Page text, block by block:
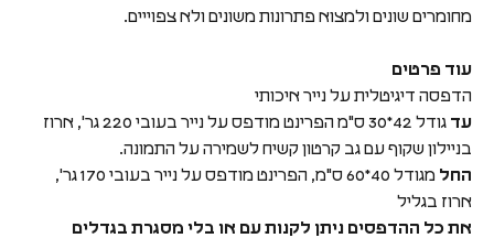
מחומרים שונים ולמצוא פתרונות משונים ולא צפוייים.
עוד פרטים
הדפסה דיגיטלית על נייר איכותי
עד
גודל 42*30 ס"מ הפרינט מודפס על נייר בעובי 220 גר', ארוז
בניילון שקוף עם גב קרטון קשיח לשמירה על התמונה.
החל
מגודל 40*60 ס"מ, הפרינט מודפס על נייר בעובי 170 גר',
ארוז בגליל
את כל ההדפסים ניתן לקנות עם או בלי מסגרת בגדלים